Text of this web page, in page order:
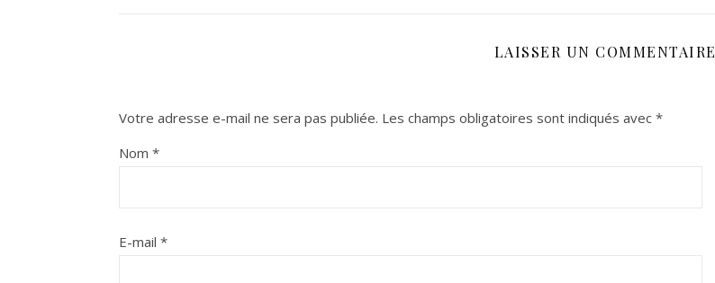
LAISSER UN COMMENTAIRE
Votre adresse e-mail ne sera pas publiée. Les champs obligatoires sont indiqués avec *
Nom *
E-mail *